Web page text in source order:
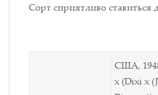
Сорт сприятливо ставиться
США,
x (Dixi x